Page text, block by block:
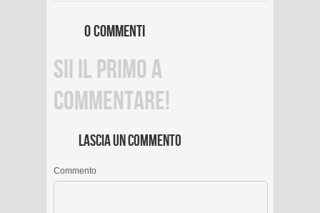
0 COMMENTI
SII IL PRIMO A
COMMENTARE!
LASCIA UN COMMENTO
Commento